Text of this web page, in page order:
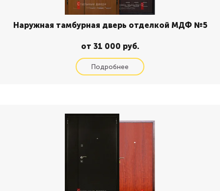
Наружная тамбурная дверь отделкой МДФ №5
от 31 000 руб.